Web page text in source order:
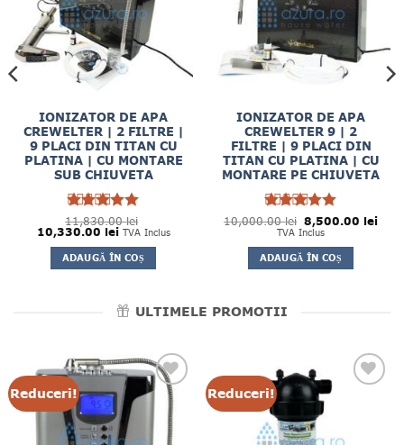
IONIZATOR DE APA
CREWELTER | 2 FILTRE |
9 PLACI DIN TITAN CU
PLATINA | CU MONTARE
SUB CHIUVETA
Evaluat la
5din 5
11,830.00lei
Prețul
inițial
11,830.00 lei.
10,330.00 leiPrețul
este:
10,330.00 lei.
TVA Inclus
ADAUGĂ ÎN COȘ
IONIZATOR DE APA
CREWELTER 9 | 2
FILTRE | 9 PLACI DIN
TITAN CU PLATINA | CU
MONTARE PE CHIUVETA
Evaluat la
din 5
10,000.00lei Prețul
inițial
fost:
10,000.00 lei.
8,500.00 lei
TVA Inclus
ADAUGĂ ÎN COȘ
ULTIMELE PROMOTII
Reduceri! Reduceri!